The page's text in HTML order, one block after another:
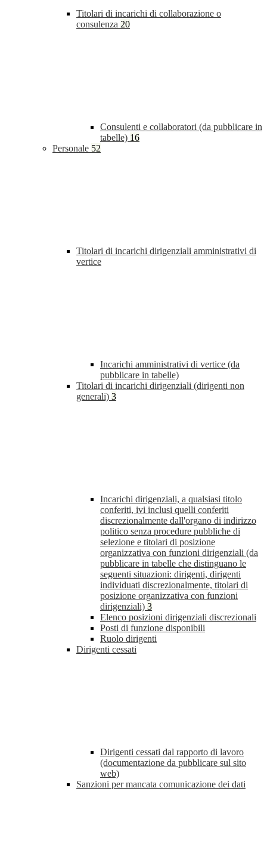
Titolari di incarichi di collaborazione o
consulenza 20
Consulenti e collaboratori (da pubblicare in
tabelle) 16
Personale 52
Titolari di incarichi dirigenziali amministrativi di
vertice
Incarichi amministrativi di vertice (da
pubblicare in tabelle)
Titolari di incarichi dirigenziali (dirigenti non
generali) 3
Incarichi dirigenziali, a qualsiasi titolo
conferiti, ivi inclusi quelli conferiti
discrezionalmente dall'organo di indirizzo
politico senza procedure pubbliche di
selezione e titolari di posizione
organizzativa con funzioni dirigenziali (da
pubblicare in tabelle che distinguano le
seguenti situazioni: dirigenti, dirigenti
individuati discrezionalmente, titolari di
posizione organizzativa con funzioni
dirigenziali) 3
Elenco posizioni dirigenziali discrezionali
Posti di funzione disponibili
Ruolo dirigenti
Dirigenti cessati
Dirigenti cessati dal rapporto di lavoro
(documentazione da pubblicare sul sito
web)
Sanzioni per mancata comunicazione dei dati